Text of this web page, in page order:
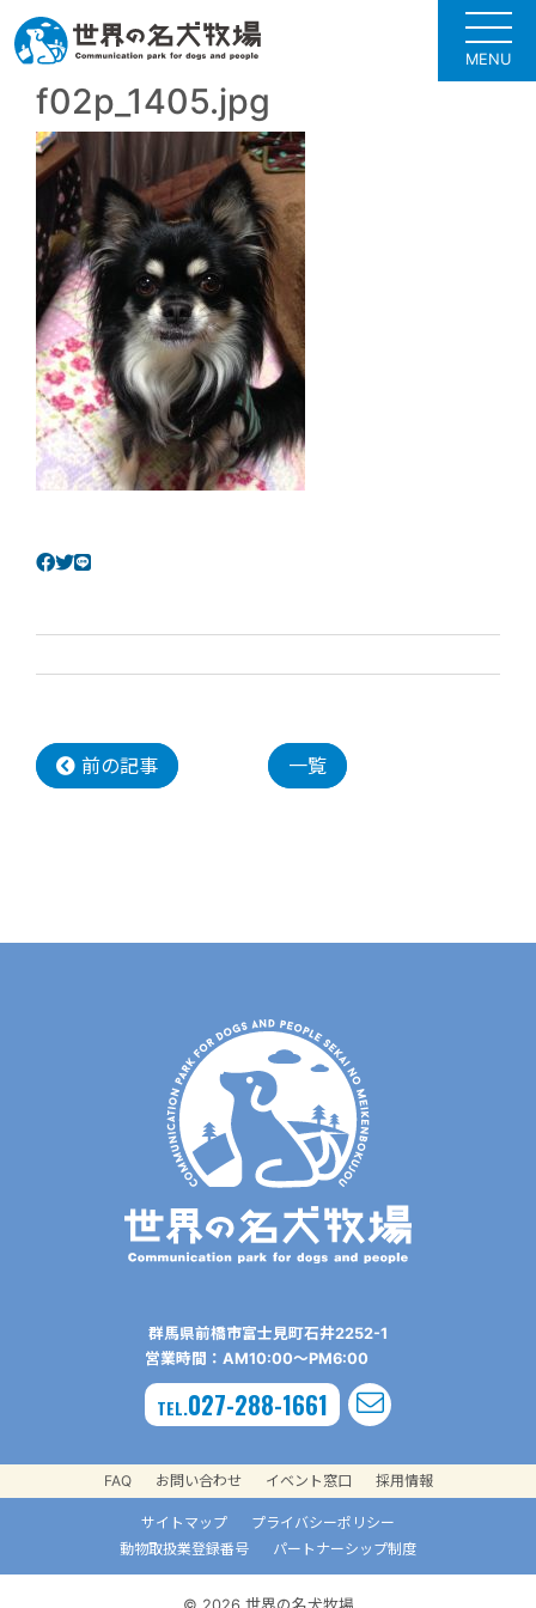
MENU
f02p_1405.jpg
前の記事 一覧
群⾺県前橋市富⼠⾒町⽯井2252-1
営業時間：AM10:00〜PM6:00
TEL.027-288-1661
FAQ お問い合わせ イベント窓口 採用情報
サイトマップ
プライバシーポリシー
動物取扱業登録番号
パートナーシップ制度